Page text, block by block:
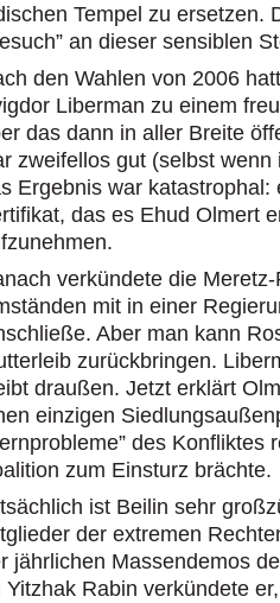
Tempel zu ersetzen.
an dieser sensiblen
den Wahlen von 2006
Liberman zu einem
das dann in aller Breite
zweifellos gut (selbst
Ergebnis war katastrophal:
das es Ehud Olmert
verkündete die
mit in einer
Aber man kann
zurückbringen.
draußen. Jetzt erklärt
einzigen
des
zum Einsturz brächte.
ist Beilin sehr
der extremen
jährlichen Massendemos
Yitzhak Rabin verkündete